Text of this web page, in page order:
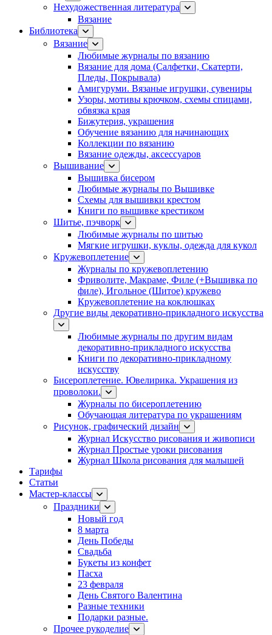
Нехудожественная литература
Вязание
Библиотека
Вязание
Любимые журналы по вязанию
Вязание для дома (Салфетки, Скатерти,
Пледы, Покрывала)
Амигуруми. Вязаные игрушки, сувениры
Узоры, мотивы крючком, схемы спицами,
обвязка края
Бижутерия, украшения
Обучение вязанию для начинающих
Коллекции по вязанию
Вязание одежды, аксессуаров
Вышивание
Вышивка бисером
Любимые журналы по Вышивке
Схемы для вышивки крестом
Книги по вышивке крестиком
Шитье, пэчворк
Любимые журналы по шитью
Мягкие игрушки, куклы, одежда для кукол
Кружевоплетение
Журналы по кружевоплетению
Фриволите, Макраме, Филе (+Вышивка по
филе), Игольное (Шитое) кружево
Кружевоплетение на коклюшках
Другие виды декоративно-прикладного искусства
Любимые журналы по другим видам
декоративно-прикладного искусства
Книги по декоративно-прикладному
искусству
Бисероплетение. Ювелирика. Украшения из
проволоки.
Журналы по бисероплетению
Обучающая литература по украшениям
Рисунок, графический дизайн
Журнал Искусство рисования и живописи
Журнал Простые уроки рисования
Журнал Школа рисования для малышей
Тарифы
Статьи
Мастер-классы
Праздники
Новый год
8 марта
День Победы
Свадьба
Букеты из конфет
Пасха
23 февраля
День Святого Валентина
Разные техники
Подарки разные.
Прочее рукоделие